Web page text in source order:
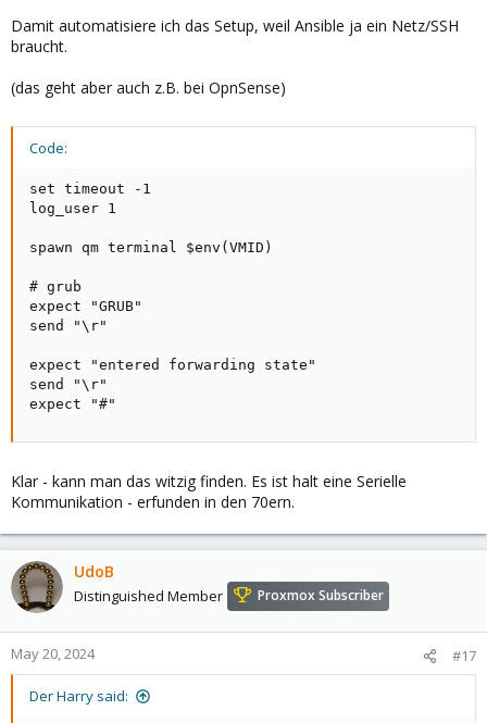
Damit automatisiere ich das Setup, weil Ansible ja ein Netz/SSH
braucht.
(das geht aber auch z.B. bei OpnSense)
Code:
set timeout -1
log_user 1
spawn qm terminal $env(VMID)
# grub
expect "GRUB"
send "\r"
expect "entered forwarding state"
send "\r"
expect "#"
Klar - kann man das witzig finden. Es ist halt eine Serielle
Kommunikation - erfunden in den 70ern.
UdoB
Distinguished Member Proxmox Subscriber
May 20, 2024 #17
Der Harry said: